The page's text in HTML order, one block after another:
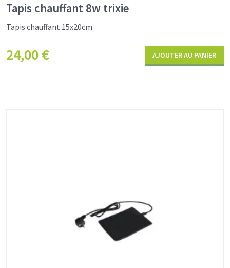
Tapis chauffant 8w trixie
Tapis chauffant 15x20cm
24,00€ AJOUTER AU PANIER